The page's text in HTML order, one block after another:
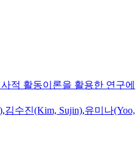
적 활동이론을 활용한 연구에
,김수진(Kim, Sujin),유미나(Yoo,